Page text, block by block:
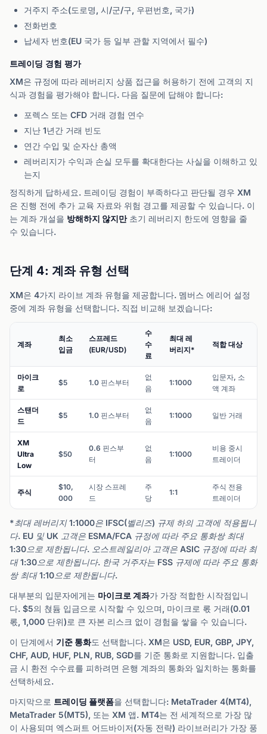
거주지 주소(도로명, 시/군/구, 우편번호, 국가)
전화번호
납세자 번호(EU 국가 등 일부 관할 지역에서 필수)
트레이딩 경험 평가
XM은 규정에 따라 레버리지 상품 접근을 허용하기 전에 고객의 지
식과 경험을 평가해야 합니다. 다음 질문에 답해야 합니다:
포렉스 또는 CFD 거래 경험 연수
지난 1년간 거래 빈도
연간 수입 및 순자산 총액
레버리지가 수익과 손실 모두를 확대한다는 사실을 이해하고 있
는지
정직하게 답하세요. 트레이딩 경험이 부족하다고 판단될 경우 XM
은 진행 전에 추가 교육 자료와 위험 경고를 제공할 수 있습니다. 이
는 계좌 개설을 방해하지 않지만초기 레버리지 한도에 영향을 줄
수 있습니다.
단계 4: 계좌 유형 선택
XM은 4가지 라이브 계좌 유형을 제공합니다. 멤버스 에리어 설정
중에 계좌 유형을 선택합니다. 직접 비교해 보겠습니다:
계좌
최소
입금
스프레드
(EUR/USD)
수
수
료
최대 레
버리지*
적합 대상
마이크
로
$5 1.0 핀스부터
없
음
1:1000
입문자, 소
액 계좌
스탠더
드
$5 1.0 핀스부터
없
음
1:1000 일반 거래
XM
Ultra
Low
$50
0.6 핀스부
터
없
음
1:1000
비용 중시
트레이더
주식
$10,
000
시장 스프레
드
주
당
1:1
주식 전용
트레이더
*최대 레버리지 1:1000은 IFSC(벨리즈) 규제 하의 고객에 적용됩니
다. EU 및 UK 고객은 ESMA/FCA 규정에 따라 주요 통화쌍 최대
1:30으로 제한됩니다. 오스트레일리아 고객은 ASIC 규정에 따라 최
대 1:30으로 제한됩니다. 한국 거주자는 FSS 규제에 따라 주요 통화
쌍 최대 1:10으로 제한됩니다.
대부분의 입문자에게는 마이크로 계좌가 가장 적합한 시작점입니
다. $5의 쳕듐 입금으로 시작할 수 있으며, 마이크로 롟 거래(0.01
롟, 1,000 단위)로 큰 자본 리스크 없이 경험을 쌓을 수 있습니다.
이 단계에서 기준 통화도 선택합니다. XM은 USD, EUR, GBP, JPY,
CHF, AUD, HUF, PLN, RUB, SGD를 기준 통화로 지원합니다. 입출
금 시 환전 수수료를 피하려면 은행 계좌의 통화와 일치하는 통화를
선택하세요.
마지막으로 트레이딩 플랫폼을 선택합니다: MetaTrader 4(MT4),
MetaTrader 5(MT5), 또는 XM 앱. MT4는 전 세계적으로 가장 많
이 사용되며 엑스퍼트 어드바이저(자동 전략) 라이브러리가 가장 풍